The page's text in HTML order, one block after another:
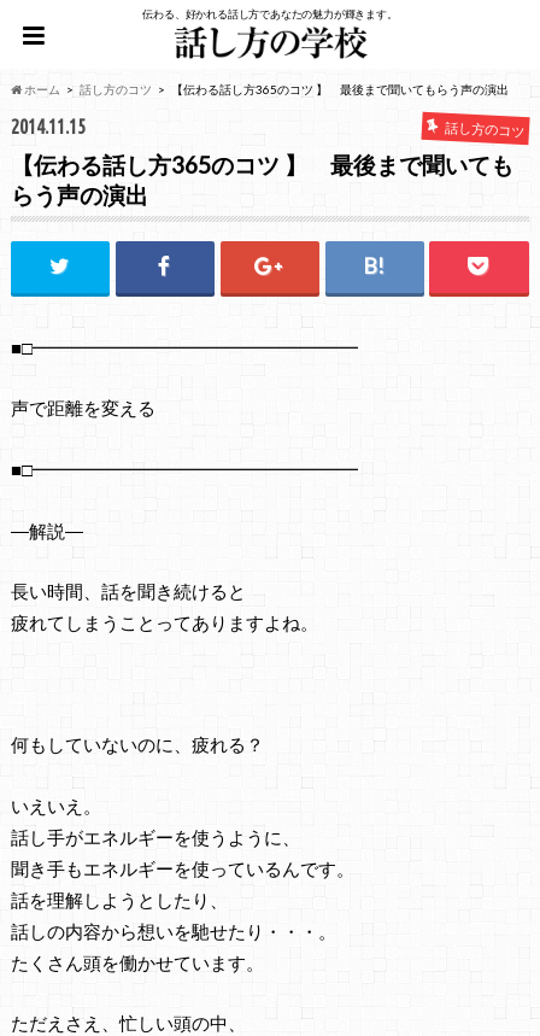
伝わる、好かれる話し方であなたの魅力が輝きます。
ホーム 話し方のコツ 【伝わる話し方365のコツ 】 最後まで聞いてもらう声の演出
2014.11.15 話し方のコツ
【伝わる話し方365のコツ 】 最後まで聞いても
らう声の演出
■□━━━━━━━━━━━━━━━━━━
声で距離を変える
■□━━━━━━━━━━━━━━━━━━
―解説―
長い時間、話を聞き続けると
疲れてしまうことってありますよね。
何もしていないのに、疲れる？
いえいえ。
話し手がエネルギーを使うように、
聞き手もエネルギーを使っているんです。
話を理解しようとしたり、
話しの内容から想いを馳せたり・・・。
たくさん頭を働かせています。
ただえさえ、忙しい頭の中、